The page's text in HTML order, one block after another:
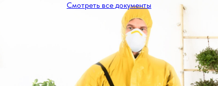
Смотреть все документы